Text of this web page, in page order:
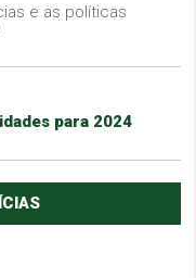
e as políticas
para 2024